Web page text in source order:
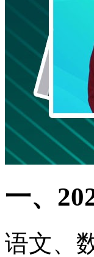
一、
语文、